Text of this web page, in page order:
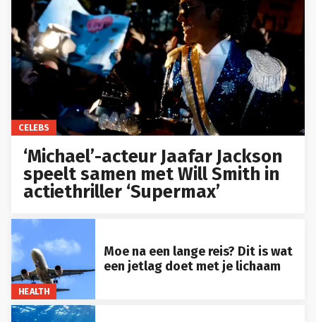
CELEBS
‘Michael’-acteur Jaafar Jackson
speelt samen met Will Smith in
actiethriller ‘Supermax’
HEALTH
Moe na een lange reis? Dit is wat
een jetlag doet met je lichaam